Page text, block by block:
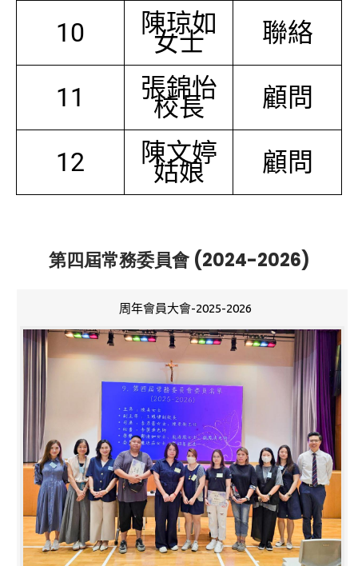
10 陳琼如
女士 聯絡
11 張錦怡
校長 顧問
12 陳文婷
姑娘 顧問
第四屆常務委員會 (2024-2026)
周年會員大會-2025-2026